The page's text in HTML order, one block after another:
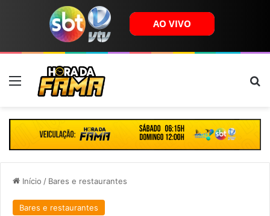
Menu
Início / Bares e restaurantes
Bares e restaurantes